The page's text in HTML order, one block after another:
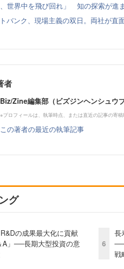
、世界中を飛び回れ」 知の探索が進
バンク、現場主義の双日。両社が直
者
Biz/Zine編集部（ビズジンヘンシュウブ
※プロフィールは、執筆時点、または直近の記事の寄
この著者の最近の執筆記事
グ
の成果最大化に貢献
A」──長期大型投資の意
6
長
戦